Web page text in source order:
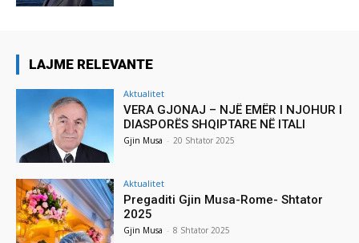
LAJME RELEVANTE
Aktualitet
VERA GJONAJ – NJË EMËR I NJOHUR I
DIASPORËS SHQIPTARE NË ITALI
Gjin Musa - 20 Shtator 2025
Aktualitet
Pregaditi Gjin Musa-Rome- Shtator
2025
Gjin Musa - 8 Shtator 2025